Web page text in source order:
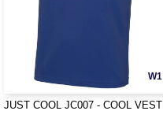
W1
JUST COOL JC007 - COOL VEST